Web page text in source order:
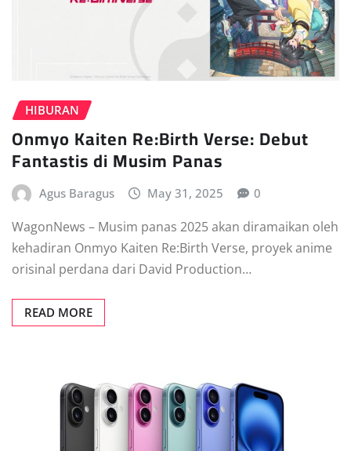
HIBURAN
Onmyo Kaiten Re:Birth Verse: Debut
Fantastis di Musim Panas
Agus Baragus May 31, 2025 0
WagonNews – Musim panas 2025 akan diramaikan oleh
kehadiran Onmyo Kaiten Re:Birth Verse, proyek anime
orisinal perdana dari David Production…
READ MORE